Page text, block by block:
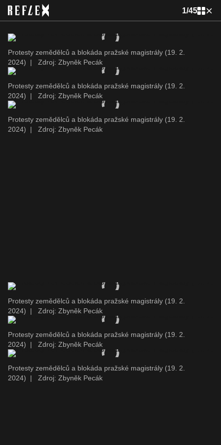
1/45
Protesty zemědělců a blokáda pražské magistrály (19. 2.
2024)
| Zdroj: Zbyněk Pecák
Protesty zemědělců a blokáda pražské magistrály (19. 2.
2024)
| Zdroj: Zbyněk Pecák
Protesty zemědělců a blokáda pražské magistrály (19. 2.
2024)
| Zdroj: Zbyněk Pecák
Protesty zemědělců a blokáda pražské magistrály (19. 2.
2024)
| Zdroj: Zbyněk Pecák
Protesty zemědělců a blokáda pražské magistrály (19. 2.
2024)
| Zdroj: Zbyněk Pecák
Protesty zemědělců a blokáda pražské magistrály (19. 2.
2024)
| Zdroj: Zbyněk Pecák